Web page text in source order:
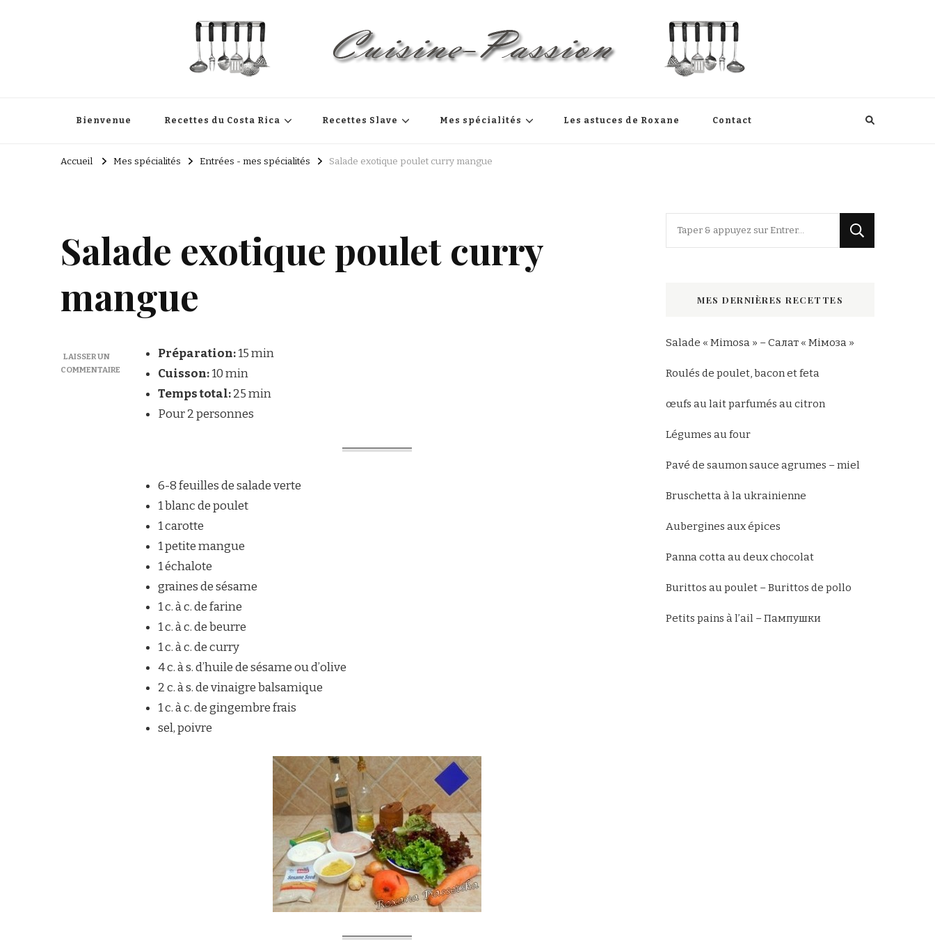
Bienvenue Recettes du Costa Rica Recettes Slave Mes spécialités Les astuces de Roxane Contact
Accueil Mes spécialités Entrées - mes spécialités Salade exotique poulet curry mangue
Salade exotique poulet curry
mangue
LAISSER UN
COMMENTAIRE
Préparation:15 min
Cuisson:10 min
Temps total:25 min
Pour 2 personnes
6-8 feuilles de salade verte
1 blanc de poulet
1 carotte
1 petite mangue
1 échalote
graines de sésame
1 c. à c. de farine
1 c. à c. de beurre
1 c. à c. de curry
4 c. à s. d’huile de sésame ou d’olive
2 c. à s. de vinaigre balsamique
1 c. à c. de gingembre frais
sel, poivre
MES DERNIÈRES RECETTES
Salade « Mimosa » – Салат « Мімоза »
Roulés de poulet, bacon et feta
œufs au lait parfumés au citron
Légumes au four
Pavé de saumon sauce agrumes – miel
Bruschetta à la ukrainienne
Aubergines aux épices
Panna cotta au deux chocolat
Burittos au poulet – Burittos de pollo
Petits pains à l’ail – Пампушки